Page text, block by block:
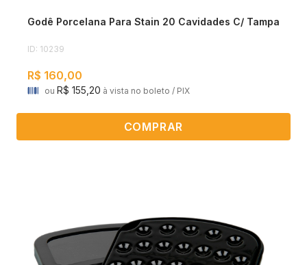
Godê Porcelana Para Stain 20 Cavidades C/ Tampa
ID: 10239
R$ 160,00
ou R$ 155,20 à vista no boleto / PIX
COMPRAR